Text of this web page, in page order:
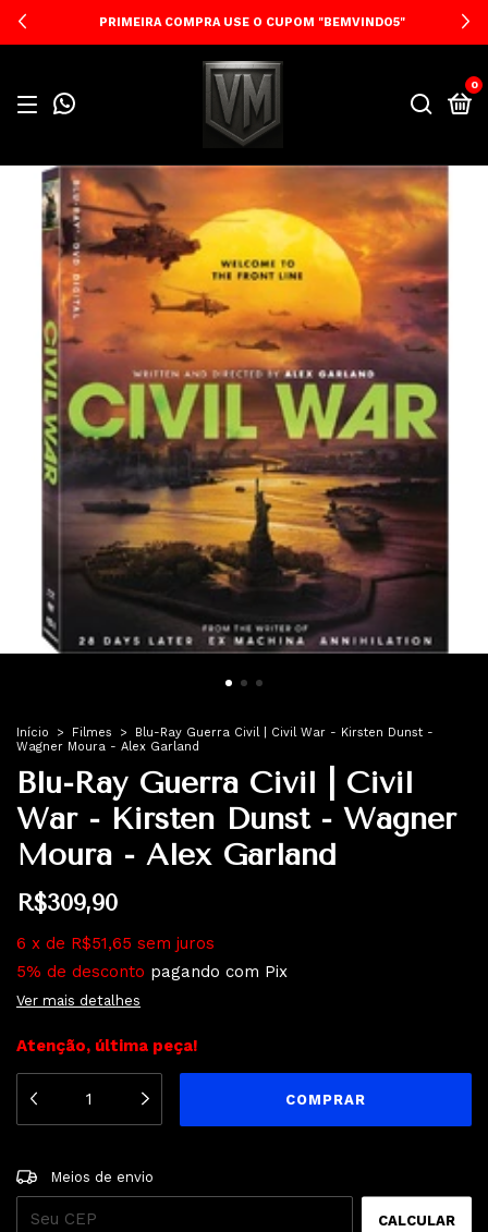
PRIMEIRA COMPRA USE O CUPOM "BEMVINDO5"
0
Início > Filmes >
Blu-Ray Guerra Civil | Civil War - Kirsten Dunst -
Wagner Moura - Alex Garland
Blu-Ray Guerra Civil | Civil
War - Kirsten Dunst - Wagner
Moura - Alex Garland
R$309,90
6 x de R$51,65 sem juros
5% de desconto pagando com Pix
Ver mais detalhes
Atenção, última peça!
Entregas para o CEP:
Meios de envio
CALCULAR